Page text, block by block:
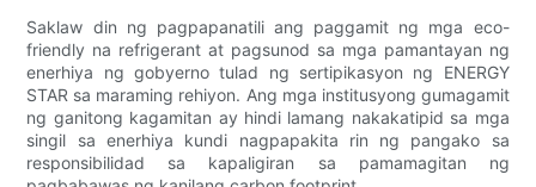
Saklaw din ng pagpapanatili ang paggamit ng mga eco-
friendly na refrigerant at pagsunod sa mga pamantayan ng
enerhiya ng gobyerno tulad ng sertipikasyon ng ENERGY
STAR sa maraming rehiyon. Ang mga institusyong gumagamit
ng ganitong kagamitan ay hindi lamang nakakatipid sa mga
singil sa enerhiya kundi nagpapakita rin ng pangako sa
responsibilidad sa kapaligiran sa pamamagitan ng